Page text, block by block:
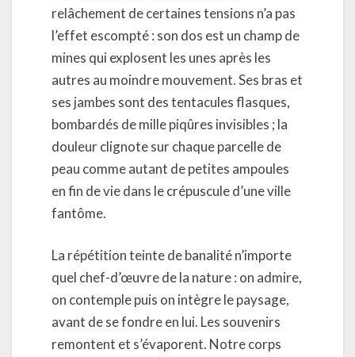
relâchement de certaines tensions n’a pas
l’effet escompté : son dos est un champ de
mines qui explosent les unes après les
autres au moindre mouvement. Ses bras et
ses jambes sont des tentacules flasques,
bombardés de mille piqûres invisibles ; la
douleur clignote sur chaque parcelle de
peau comme autant de petites ampoules
en fin de vie dans le crépuscule d’une ville
fantôme.
La répétition teinte de banalité n’importe
quel chef-d’œuvre de la nature : on admire,
on contemple puis on intègre le paysage,
avant de se fondre en lui. Les souvenirs
remontent et s’évaporent. Notre corps